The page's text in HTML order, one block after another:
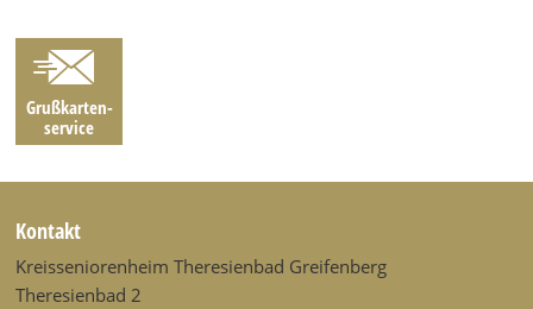
Grußkarten­
service
Kontakt
Kreisseniorenheim Theresienbad Greifenberg
Theresienbad 2